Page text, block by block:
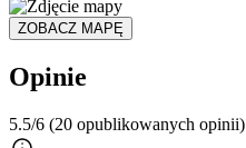
ZOBACZ MAPĘ
Opinie
5.5/6 (20 opublikowanych opinii)